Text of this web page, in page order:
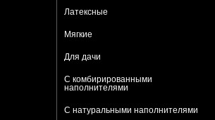
Латексные
Мягкие
Для дачи
С комбирированными
наполнителями
С натуральными наполнителями